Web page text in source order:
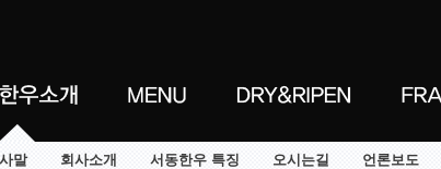
말 회사소개 서동한우 특징 오시는길 언론보도